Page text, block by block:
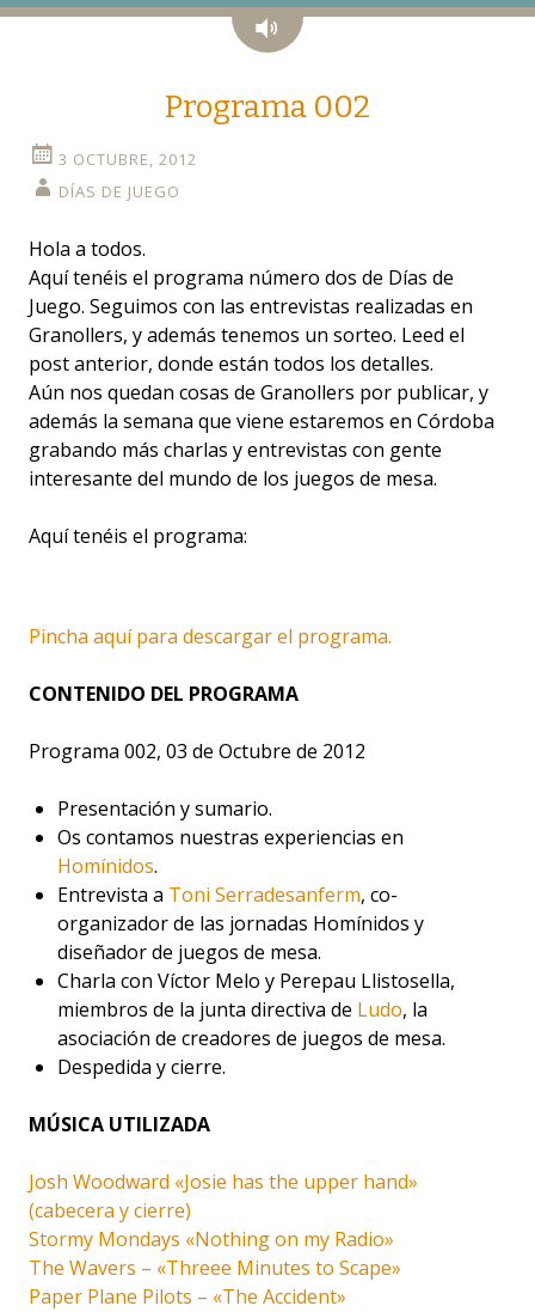
Audio
Programa 002
3 OCTUBRE, 2012
DÍAS DE JUEGO
Hola a todos.
Aquí tenéis el programa número dos de Días de
Juego. Seguimos con las entrevistas realizadas en
Granollers, y además tenemos un sorteo. Leed el
post anterior, donde están todos los detalles.
Aún nos quedan cosas de Granollers por publicar, y
además la semana que viene estaremos en Córdoba
grabando más charlas y entrevistas con gente
interesante del mundo de los juegos de mesa.
Aquí tenéis el programa:
Pincha aquí para descargar el programa.
CONTENIDO DEL PROGRAMA
Programa 002, 03 de Octubre de 2012
Presentación y sumario.
Os contamos nuestras experiencias en
Homínidos.
Entrevista a Toni Serradesanferm, co-
organizador de las jornadas Homínidos y
diseñador de juegos de mesa.
Charla con Víctor Melo y Perepau Llistosella,
miembros de la junta directiva de Ludo, la
asociación de creadores de juegos de mesa.
Despedida y cierre.
MÚSICA UTILIZADA
Josh Woodward «Josie has the upper hand»
(cabecera y cierre)
Stormy Mondays «Nothing on my Radio»
The Wavers – «Threee Minutes to Scape»
Paper Plane Pilots – «The Accident»